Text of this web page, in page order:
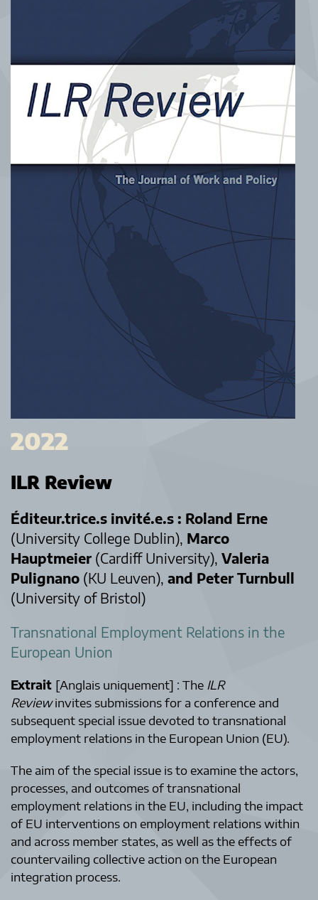
2022
ILR Review
Éditeur.trice.s invité.e.s : Roland Erne
(University College Dublin), Marco
Hauptmeier (Cardiff University), Valeria
Pulignano (KU Leuven), and Peter Turnbull
(University of Bristol)
Transnational Employment Relations in the
European Union
Extrait [Anglais uniquement] : The ILR
Reviewinvites submissions for a conference and
subsequent special issue devoted to transnational
employment relations in the European Union (EU).
The aim of the special issue is to examine the actors,
processes, and outcomes of transnational
employment relations in the EU, including the impact
of EU interventions on employment relations within
and across member states, as well as the effects of
countervailing collective action on the European
integration process.